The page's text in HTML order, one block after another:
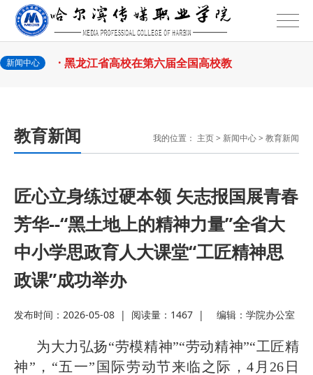
新闻中心
院党委 2026-07-27
· 黑龙江省高校在第六届全国高校教
师教学创新 2026-07-25
· 教育部2026年“宏志助航计划”师资
—— 哈 2026-07-24
· 锚定目标谋新篇 巾帼聚力启新程
—— 哈 2026-07-23
· 强化政治担当 锤炼过硬本领--哈尔
滨传媒 2026-07-23
· 教育部公布名单，黑龙江这些教师
和团队获奖
· 省委常委会召开会议 许勤主持并讲
话 2026-07-31
· 省教育厅举行树立和践行正确政绩
观学习教育 2026-07-31
· 我省举办第十一届黑龙江省高校辅
教育新闻 我的位置： 主页> 新闻中心> 教育新闻
匠心立身练过硬本领 矢志报国展青春
芳华--“黑土地上的精神力量”全省大
中小学思政育人大课堂“工匠精神思
政课”成功举办
发布时间：2026-05-08 | 阅读量：1467 | 编辑： 学院办公室
为大力弘扬“劳模精神”“劳动精神”“工匠精
神”，“五一”国际劳动节来临之际，4月26日